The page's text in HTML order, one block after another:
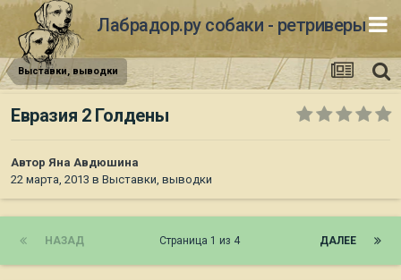
Лабрадор.ру собаки - ретриверы
Выставки, выводки
Евразия 2 Голдены
Автор Яна Авдюшина
22 марта, 2013 в Выставки, выводки
НАЗАД ДАЛЕЕ
Страница 1 из 4